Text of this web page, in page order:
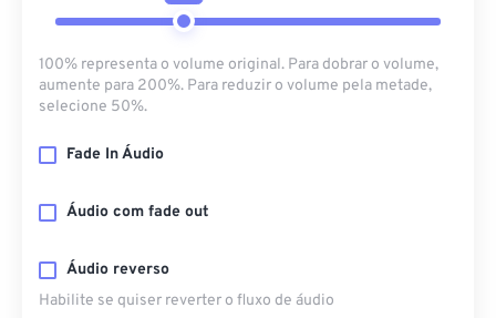
100% representa o volume original. Para dobrar o volume,
aumente para 200%. Para reduzir o volume pela metade,
selecione 50%.
Fade In Áudio
Áudio com fade out
Áudio reverso
Habilite se quiser reverter o fluxo de áudio